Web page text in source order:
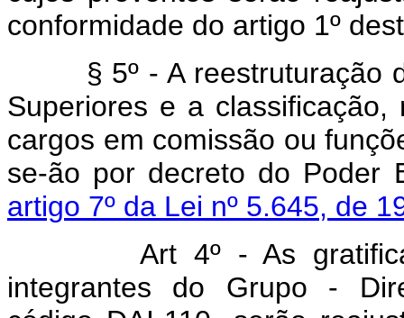
conformidade do artigo 1º
§ 5º - A reestruturação
Superiores e a
cargos em comissão ou
se-ão por decreto do Poder
artigo 7º da Lei nº 5.645, de
Art 4º - As
integrantes do Grupo -